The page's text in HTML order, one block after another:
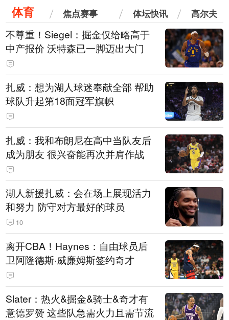
体育 焦点赛事 体坛快讯 高尔夫
不尊重！Siegel：掘金仅给略高于
中产报价 沃特森已一脚迈出大门
扎威：想为湖人球迷奉献全部 帮助
球队升起第18面冠军旗帜
扎威：我和布朗尼在高中当队友后
成为朋友 很兴奋能再次并肩作战
湖人新援扎威：会在场上展现活力
和努力 防守对方最好的球员
10
离开CBA！Haynes：自由球员后
卫阿隆德斯·威廉姆斯签约奇才
Slater：热火&掘金&骑士&奇才有
意德罗赞 这些队急需火力且需节流